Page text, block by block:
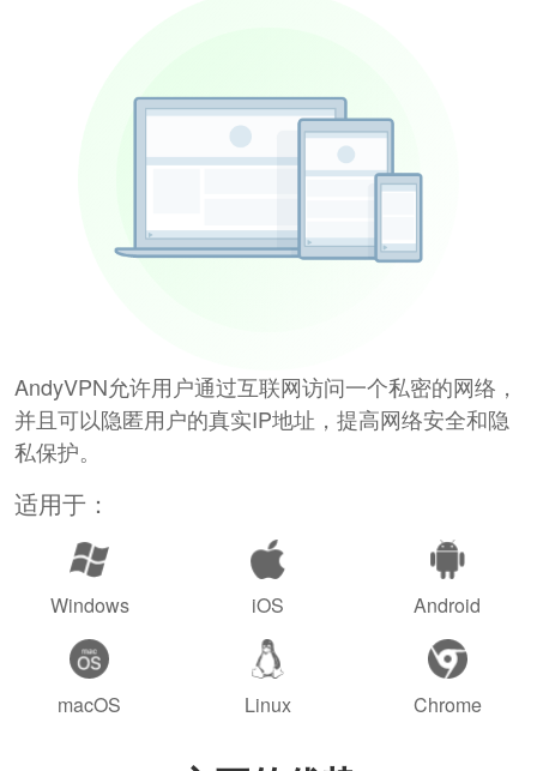
AndyVPN允许用户通过互联网访问一个私密的网络，
并且可以隐匿用户的真实IP地址，提高网络安全和隐
私保护。
适用于：
Windows iOS Android
macOS Linux Chrome